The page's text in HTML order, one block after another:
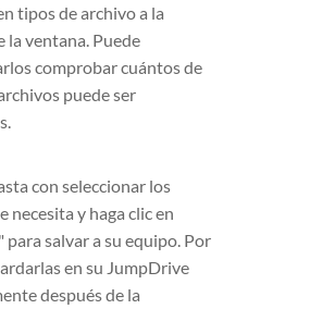
tipos de archivo a la
la ventana. Puede
comprobar cuántos de
puede ser
con seleccionar los
necesita y haga clic en
para salvar a su equipo. Por
en su JumpDrive
después de la